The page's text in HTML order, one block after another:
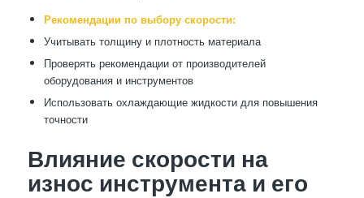
Рекомендации по выбору скорости:
Учитывать толщину и плотность материала
Проверять рекомендации от производителей
оборудования и инструментов
Использовать охлаждающие жидкости для повышения
точности
Влияние скорости на
износ инструмента и его